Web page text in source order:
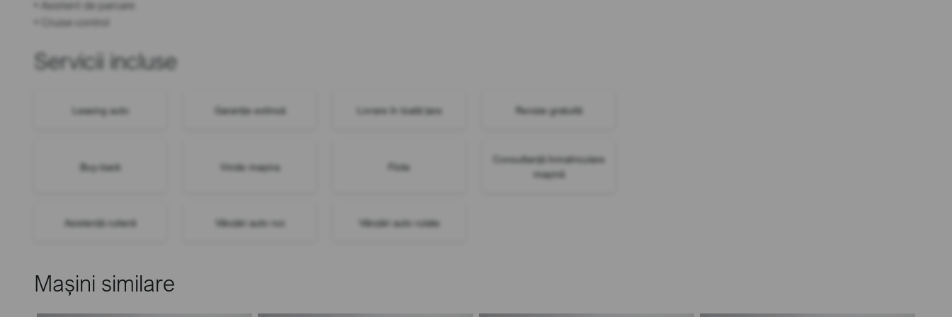
• Asistent de parcare
• Cruise control
Servicii incluse
Leasing auto Garanție extinsă Livrare în toată țara Revizie gratuită
Buy-back Vinde mașina Flote
Consultanță înmatriculare
mașină
Asistență rutieră Vânzări auto noi Vânzări auto rulate
Mașini similare